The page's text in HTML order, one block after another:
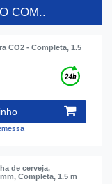
COM..
CO2 - Completa, 1.5
de cerveja,
Completa, 1.5 m